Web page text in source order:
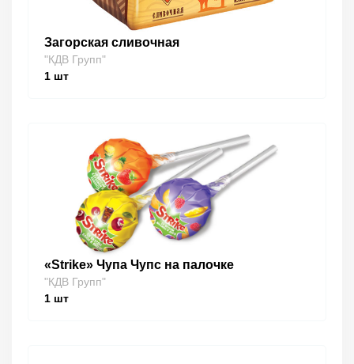
Загорская сливочная
"КДВ Групп"
1 шт
«Strike» Чупа Чупс на палочке
"КДВ Групп"
1 шт